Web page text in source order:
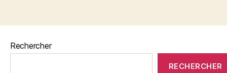
Rechercher
RECHERCHER